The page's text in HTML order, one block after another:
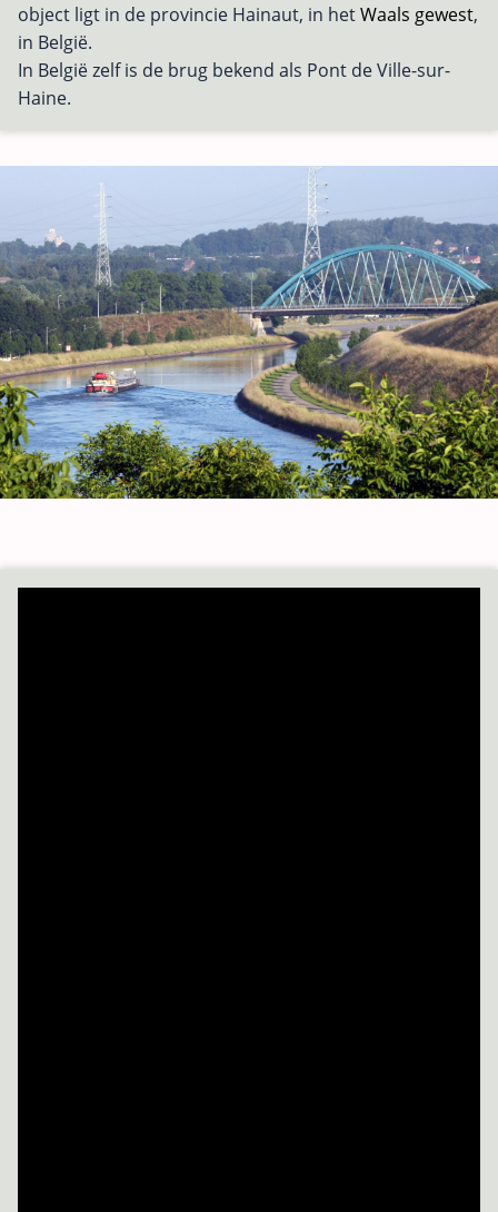
object ligt in de provincie Hainaut, in hetWaals gewest,
in België.
In België zelf is de brug bekend als Pont de Ville-sur-
Haine.